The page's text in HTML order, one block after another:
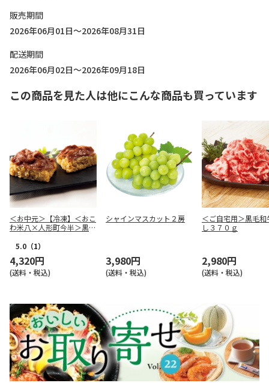
販売期間
2026年06月01日～2026年08月31日
配送期間
2026年06月02日～2026年09月18日
この商品を見た人は他にこんな商品も買っています
＜お中元＞【冷凍】＜おこ
わ米八×人形町今半＞黒毛
5.0 （1）
4,320円
(送料・税込)
シャインマスカット２房
3,980円
(送料・税込)
＜ご自宅用＞黒毛和
し３７０ｇ
2,980円
(送料・税込)